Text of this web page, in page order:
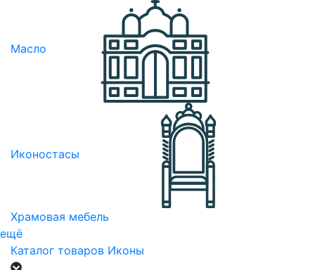
Масло
Иконостасы
Храмовая мебель
ещё
Каталог товаров Иконы